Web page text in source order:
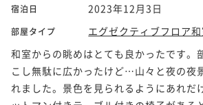
宿泊日 2023年12月3日
部屋タイプ
エグゼクティブフロア
和室からの眺めはとても良かったです。
こし無駄に広かったけど…山々と夜の夜
れました。景色を見られるようにあれだ